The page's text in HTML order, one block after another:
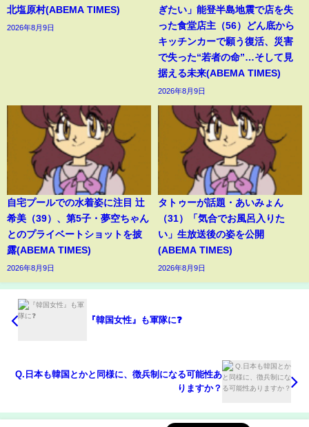
北塩原村(ABEMA TIMES)
2026年8月9日
ぎたい」能登半島地震で店を失
った食堂店主（56）どん底から
キッチンカーで願う復活、災害
で失った“若者の命”…そして見
据える未来(ABEMA TIMES)
2026年8月9日
自宅プールでの水着姿に注目 辻
希美（39）、第5子・夢空ちゃん
とのプライベートショットを披
露(ABEMA TIMES)
2026年8月9日
タトゥーが話題・あいみょん
（31）「気合でお風呂入りた
い」生放送後の姿を公開
(ABEMA TIMES)
2026年8月9日
『韓国女性』も軍隊に❓
Q.日本も韓国とかと同様に、徴兵制になる可能性あ
りますか？